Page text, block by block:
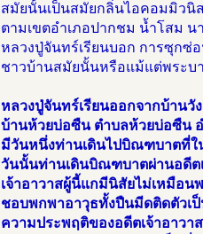
สมัยนั้นเป็นสมัยกลิ่นไอคอมมิวนิ
ตามเขตอำเภอปากชม น้ำโสม
หลวงปู่จันทร์เรียนบอก การซุกซ่
ชาวบ้านสมัยนั้นหรือแม้แต่พระบ
หลวงปู่จันทร์เรียนออกจากบ้าน
บ้านห้วยบ่อซืน ตำบลห้วยบ่อซืน
มีวันหนึ่งท่านเดินไปบิณฑบาตที่
วันนั้นท่านเดินบิณฑบาตผ่านอดีต
เจ้าอาวาสผู้นี้แกมีนิสัยไม่เหมือน
ชอบพกพาอาวุธทั้งปืนมีดติดตัวเป็
ความประพฤติของอดีตเจ้าอาวา